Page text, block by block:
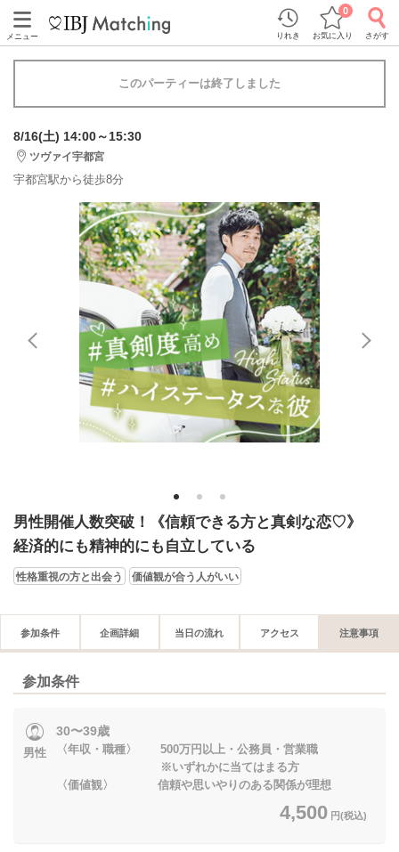
メニュー りれき お気に入り
0
さがす
このパーティーは終了しました
8/16(土) 14:00～15:30
ツヴァイ宇都宮
宇都宮駅から徒歩8分
1 2 3
男性開催人数突破！《信頼できる方と真剣な恋♡》
経済的にも精神的にも自立している
性格重視の方と出会う 価値観が合う人がいい
参加条件 企画詳細 当日の流れ アクセス 注意事項
参加条件
男性
30〜39歳
〈年収・職種〉 500万円以上・公務員・営業職
※いずれかに当てはまる方
〈価値観〉 信頼や思いやりのある関係が理想
4,500 円(税込)